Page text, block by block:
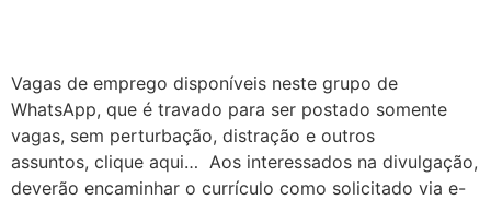
Vagas de emprego disponíveis neste grupo de
WhatsApp, que é travado para ser postado somente
vagas, sem perturbação, distração e outros
assuntos, clique aqui… Aos interessados na divulgação,
deverão encaminhar o currículo como solicitado via e-